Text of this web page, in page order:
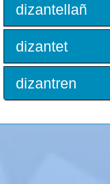
dizantellañ
dizantet
dizantren